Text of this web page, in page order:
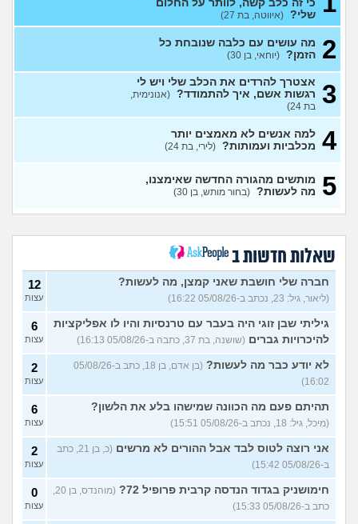
הכלבה שלי נדרסה איך אני
מצליח להתגבר על זה?
(שם
הבאתי חתולה ולקח לי זמן
איך אפשר לפתור את הבעיה?
(ליאור, בן 24)
לישמניה כלבים האם זו מחלה
(כליל, בת 20)
המכנסיים?
(אנונימית, בת 16)
מאז והמתמיד נגעלתי מפרווה
ובעלי הביא כלב, איך הייתם
עצות
איך להתמודד עם מסירה של
כלב?
(ליאור, בת 17)
האוזניים של החתול שלי
שחורות מבפנים והוא מגרד
מודאג (אנונימי, בן 15)
6
עצות
רוצה לאמץ כלב ולא לקנות,
אבל אני רוצה להעניק לו שם
בעצמי, זה אפשרי?
(איטן, בן
23)
1
עצות
צורחים? (Cat Lover, בן 22)
3
עצות
אישתי נכנסה להריון ורוצה
שאני אמסור את הכלבה,
עצות?
(V, בן 29)
8
עצות
איך אני יודעת שלהיות מאלפת
כלבים מתאים לי?
8
עצות
כי זה כלב קשה, לוותר על החלום
שלי? (איווטה, בת 27)
2
מה עושים עם כלבה שנובחת כל
הזמן? (יוחאי, בן 30)
3 אצטרך להרדים את הכלב שלי ויש לי
רגשות אשם, איך להתמודד? (אנונימית,
בת 24)
4 למה אנשים לא מאמצים יותר
מכלביות ועמותות? (לירי, בת 24)
5
מותשים מהגורה החדשה שאימצנו,
מה לעשות? (בחור מותש, בן 30)
שאלות חדשות ב
חברה שלי חושבת שאני קמצן, מה לעשות?
(ליאור, גיל: 23, נכתב ב-05/08/26 16:22)
12
עצות
גיליתי שבן זוגי היה בעבר עם טרנסיות והיו לו אפליקציות
להיכרויות גברים (שושנה, בת 37, כתבה ב-05/08/26 16:13)
6
עצות
לא יודע כבר מה לעשות?
(בן אדם, בן 18, כתב ב-05/08/26
16:02)
2
עצות
תהיתם פעם מה הכוונה שמישהו בלע את הלשון?
(מיכל, גיל: 18, נכתב ב-05/08/26 15:51)
6
עצות
אני רוצה לטוס לבד אבל ההורים לא מרשים
(כ, בן 21, כתב
ב-05/08/26 15:42)
2
עצות
חימושניק בגדוד הנדסה קרבית פרופיל 72?
(מוהנדס, בן 20,
כתב ב-05/08/26 15:33)
0
עצות